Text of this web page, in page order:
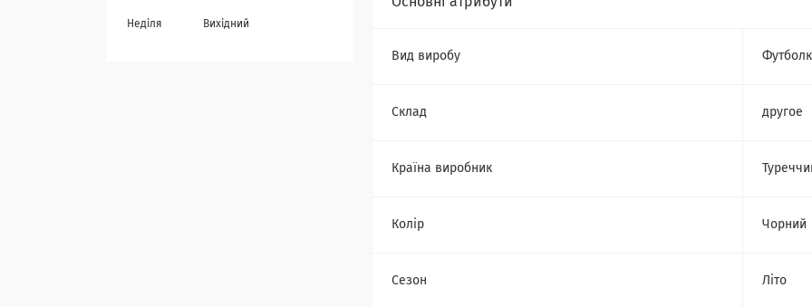
Вид виробу
Склад другое
Країна виробник
Колір Чорний
Сезон Літо
Неділя Вихідний